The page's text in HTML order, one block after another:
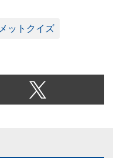
ットクイズ